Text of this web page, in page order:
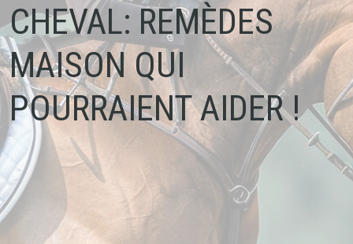
CHEVAL: REMÈDES
MAISON QUI
POURRAIENT AIDER !